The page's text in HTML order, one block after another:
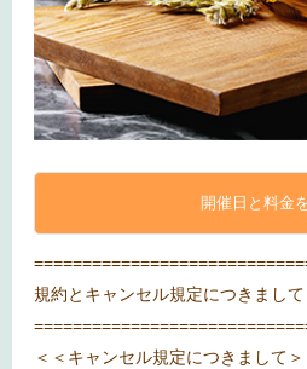
開催日と料金
規約とキャンセル規定につきまして
＜＜キャンセル規定につきまして＞